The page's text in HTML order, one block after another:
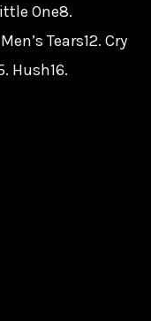
One8.
Tears12. Cry
Hush16.